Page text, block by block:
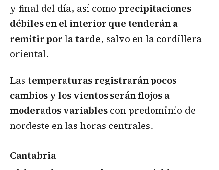
y final del día, así como precipitaciones
débiles en el interior que tenderán a
remitir por la tarde, salvo en la cordillera
oriental.
Las temperaturas registrarán pocos
cambios y los vientos serán flojos a
moderados variables con predominio de
nordeste en las horas centrales.
Cantabria